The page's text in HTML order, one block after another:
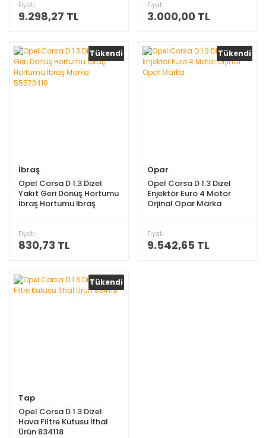
Fiyatı
9.298,27 TL
Fiyatı
3.000,00 TL
Tükendi
İbraş
Opel Corsa D 1.3 Dizel
Yakıt Geri Dönüş Hortumu
İbraş Hortumu İbraş
Fiyatı
830,73 TL
Tükendi
Opar
Opel Corsa D 1.3 Dizel
Enjektör Euro 4 Motor
Orjinal Opar Marka
Fiyatı
9.542,65 TL
Tükendi
Tap
Opel Corsa D 1.3 Dizel
Hava Filtre Kutusu İthal
Ürün 834118